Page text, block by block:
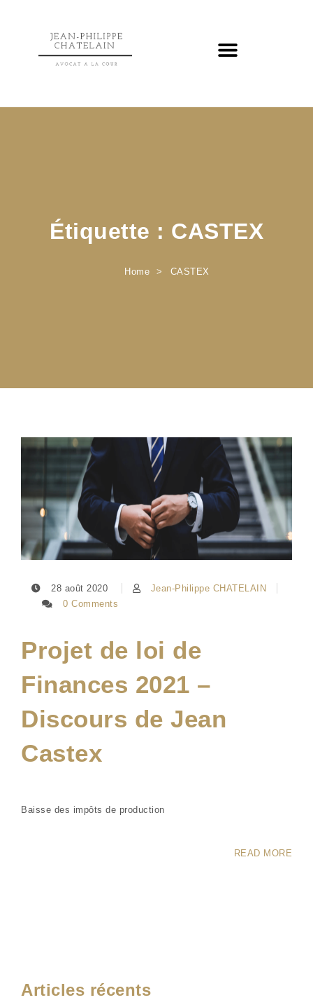
Étiquette : CASTEX
Home CASTEX
28 août 2020
Jean-Philippe CHATELAIN
0 Comments
Projet de loi de
Finances 2021 –
Discours de Jean
Castex
Baisse des impôts de production
READ MORE
Articles récents